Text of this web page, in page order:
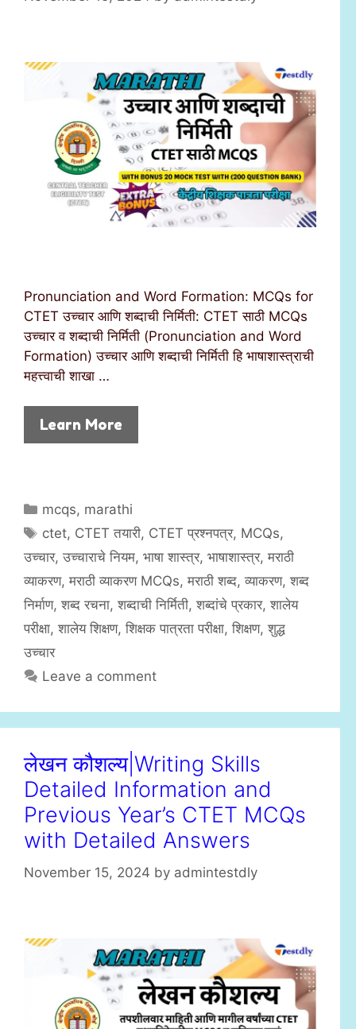
Pronunciation and Word Formation: MCQs for
CTET उच्चार आणि शब्दाची निर्मिती: CTET साठी MCQs
उच्चार व शब्दाची निर्मिती (Pronunciation and Word
Formation) उच्चार आणि शब्दाची निर्मिती हि भाषाशास्त्राची
महत्त्वाची शाखा …
Learn More
C
a
e
g
o
r
i
s
mcqs, marathi
T
a
s
ctet, CTET तयारी, CTET प्रश्नपत्र, MCQs,
उच्चार, उच्चाराचे नियम, भाषा शास्त्र, भाषाशास्त्र, मराठी
व्याकरण, मराठी व्याकरण MCQs, मराठी शब्द, व्याकरण, शब्द
निर्माण, शब्द रचना, शब्दाची निर्मिती, शब्दांचे प्रकार, शालेय
परीक्षा, शालेय शिक्षण, शिक्षक पात्रता परीक्षा, शिक्षण, शुद्ध
उच्चार
Leave a comment
लेखन कौशल्य|Writing Skills
Detailed Information and
Previous Year’s CTET MCQs
with Detailed Answers
November 15, 2024 by admintestdly